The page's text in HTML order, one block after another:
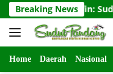
Langsung
ke
konten
Breaking News
Djohar Arifin: Sudah
Home Daerah Nasional